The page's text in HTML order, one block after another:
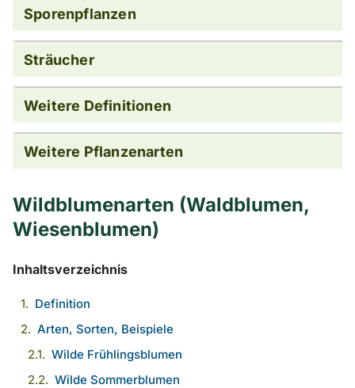
Sporenpflanzen
Sträucher
Weitere Definitionen
Weitere Pflanzenarten
Wildblumenarten (Waldblumen,
Wiesenblumen)
Inhaltsverzeichnis
Definition
Arten, Sorten, Beispiele
Wilde Frühlingsblumen
Wilde Sommerblumen